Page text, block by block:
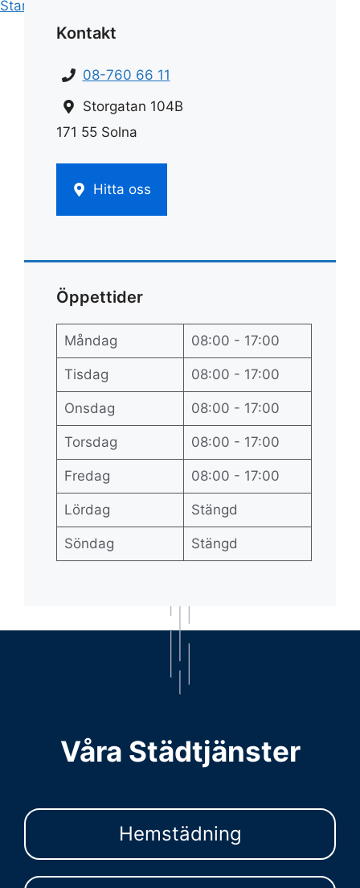
Start
Kontakt
08-760 66 11
Storgatan 104B
171 55 Solna
Hitta oss
Öppettider
Måndag 08:00 - 17:00
Tisdag 08:00 - 17:00
Onsdag 08:00 - 17:00
Torsdag 08:00 - 17:00
Fredag 08:00 - 17:00
Lördag Stängd
Söndag Stängd
Våra Städtjänster
Hemstädning